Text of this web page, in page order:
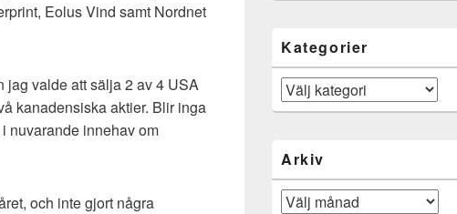
Eolus Vind samt Nordnet
jag valde att sälja 2 av 4 USA
kanadensiska aktier. Blir inga
nuvarande innehav om
och inte gjort några
Kategorier
Kategorier
Arkiv
Arkiv